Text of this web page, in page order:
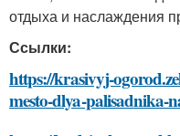
отдыха и наслаждения
Ссылки:
https://krasivyj-
mesto-dlya-palisadnika-